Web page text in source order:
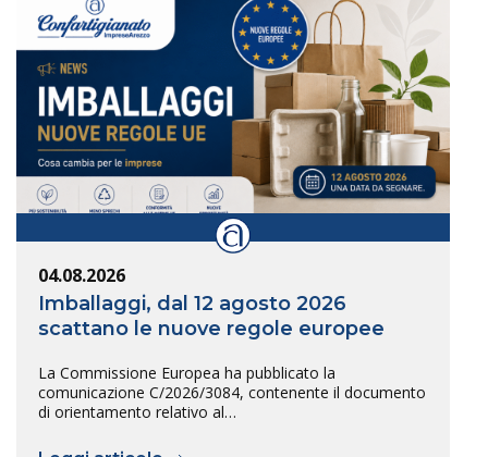
04.08.2026
Imballaggi, dal 12 agosto 2026
scattano le nuove regole europee
La Commissione Europea ha pubblicato la
comunicazione C/2026/3084, contenente il documento
di orientamento relativo al…